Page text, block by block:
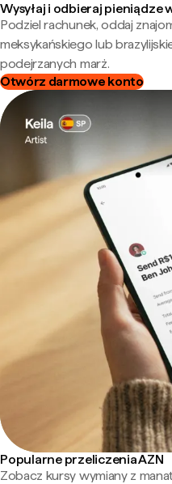
Wysyłaj i odbieraj pieniądze
Podziel rachunek, oddaj
meksykańskiego lub
podejrzanych marż.
Otwórz darmowe konto
Popularne przeliczenia AZN
Zobacz kursy wymiany z